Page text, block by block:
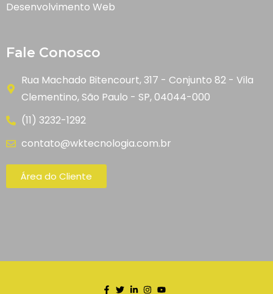
Desenvolvimento Web
Fale Conosco
Rua Machado Bitencourt, 317 - Conjunto 82 - Vila
Clementino, São Paulo - SP, 04044-000
(11) 3232-1292
contato@wktecnologia.com.br
Área do Cliente